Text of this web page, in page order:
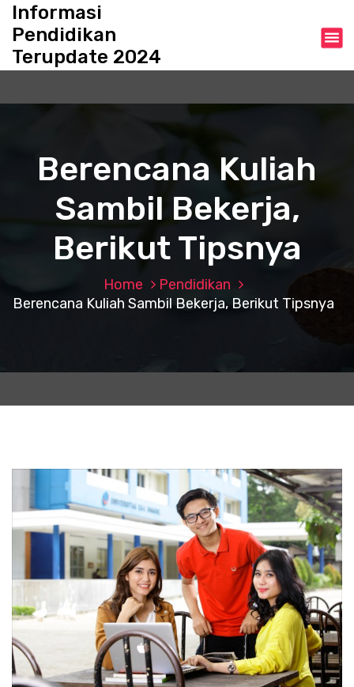
Informasi
Pendidikan
Terupdate 2024
Berencana Kuliah
Sambil Bekerja,
Berikut Tipsnya
Home
Pendidikan
Berencana Kuliah Sambil Bekerja, Berikut Tipsnya